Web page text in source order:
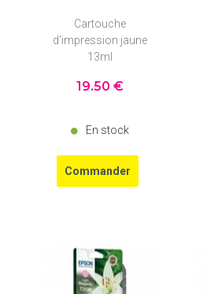
Cartouche
d'impression jaune
13ml
19.50 €
En stock